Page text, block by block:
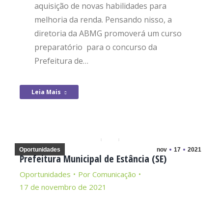
aquisição de novas habilidades para
melhoria da renda. Pensando nisso, a
diretoria da ABMG promoverá um curso
preparatório para o concurso da
Prefeitura de…
Leia Mais
nov 17 2021
Oportunidades
Prefeitura Municipal de Estância (SE)
Oportunidades Por Comunicação
17 de novembro de 2021